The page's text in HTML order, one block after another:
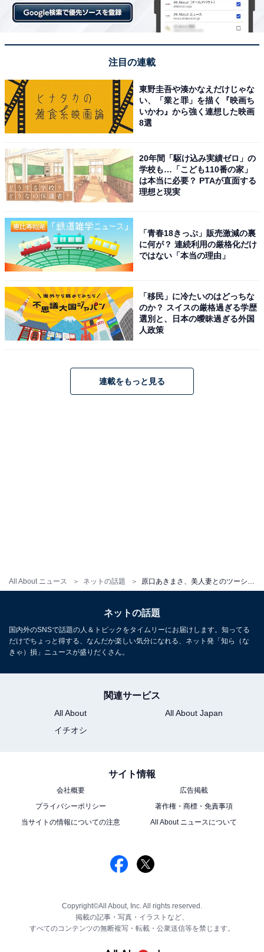
All About ニュース ネットの話題
注目の連載
東野圭吾や湊かなえだけじゃな
い、「業と罪」を描く『映画ち
いかわ』から強く連想した映画
8選
20年間「駆け込み実績ゼロ」の
学校も…「こども110番の家」
は本当に必要？ PTAが直面する
理想と現実
「青春18きっぷ」販売激減の裏
に何が？ 連続利用の厳格化だけ
ではない「本当の理由」
「移民」に冷たいのはどっちな
のか？ スイスの厳格過ぎる学歴
選別と、日本の曖昧過ぎる外国
人政策
連載をもっと見る
ネットの話題
国内外のSNSで話題の人＆トピックをタイムリーにお届けします。知ってる
だけでちょっと得する、なんだか楽しい気分になれる、ネット発「知ら（な
きゃ）損」ニュースが盛りだくさん。
関連サービス
All About
All About Japan
イチオシ
サイト情報
会社概要
広告掲載
プライバシーポリシー
著作権・商標・免責事項
当サイトの情報についての注意
All About ニュースについて
Copyright©All About, Inc. All rights reserved.
掲載の記事・写真・イラストなど、
すべてのコンテンツの無断複写・転載・公衆送信等を禁じます。